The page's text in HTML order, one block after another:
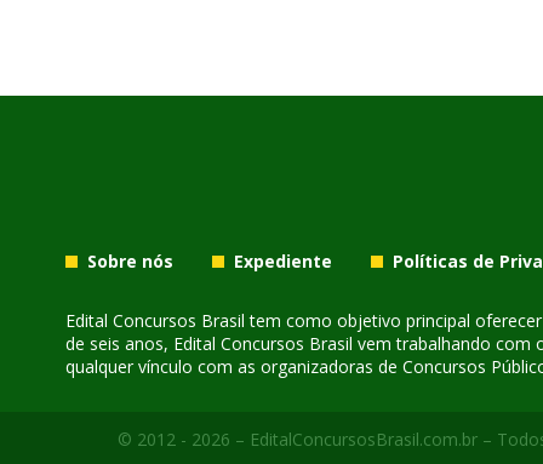
Sobre nós Expediente Políticas de
Edital Concursos Brasil tem como objetivo principal
de seis anos, Edital Concursos Brasil vem trabalhando
qualquer vínculo com as organizadoras de Concursos
© 2012 - 2026 – EditalConcursosBrasil.com.br –